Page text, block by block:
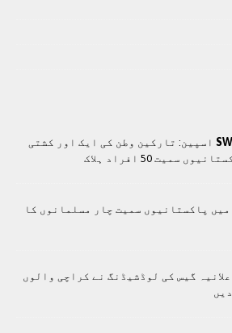
اسپین: تارکین وطن کی ایک اور کشتی
میں پاکستانیوں سمیت چار مسلمانوں کا
گیس کی لوڈشیڈنگ نے کراچی والوں